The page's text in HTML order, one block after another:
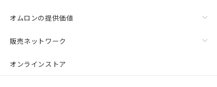
オムロンの提供価値
販売ネットワーク
オンラインストア